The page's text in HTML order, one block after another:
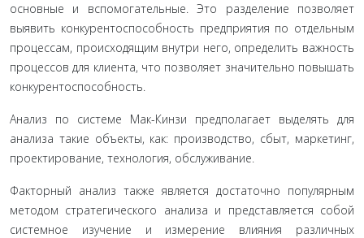
основные и вспомогательные. Это разделение позволяет
выявить конкурентоспособность предприятия по отдельным
процессам, происходящим внутри него, определить важ­ность
процессов для клиента, что позволяет значительно по­вышать
конкурентоспособность.
Анализ по системе Мак-Кинзи предполагает выделять для
анализа такие объекты, как: производство, сбыт, марке­тинг,
проектирование, технология, обслуживание.
Факторный анализ также является достаточно попу­лярным
методом стратегического анализа и представляется собой
системное изучение и измерение влияния различных